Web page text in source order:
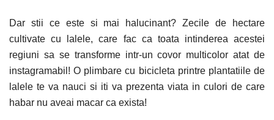
Dar stii ce este si mai halucinant? Zecile de hectare
cultivate cu lalele, care fac ca toata intinderea acestei
regiuni sa se transforme intr-un covor multicolor atat de
instagramabil! O plimbare cu bicicleta printre plantatiile de
lalele te va nauci si iti va prezenta viata in culori de care
habar nu aveai macar ca exista!